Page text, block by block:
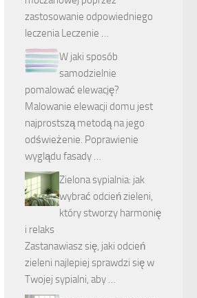
zastosowanie odpowiedniego
leczenia Leczenie …
W jaki sposób
samodzielnie
pomalować elewację?
Malowanie elewacji domu jest
najprostszą metodą na jego
odświeżenie. Poprawienie
wyglądu fasady …
Zielona sypialnia: jak
wybrać odcień zieleni,
który stworzy harmonię
i relaks
Zastanawiasz się, jaki odcień
zieleni najlepiej sprawdzi się w
Twojej sypialni, aby …